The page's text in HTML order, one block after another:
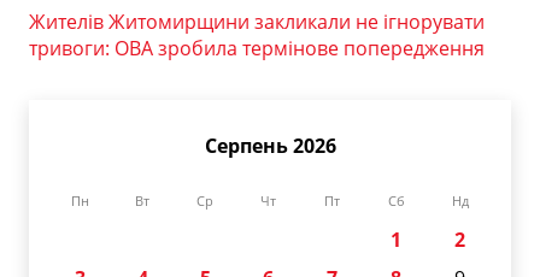
Жителів Житомирщини закликали не ігнорувати
тривоги: ОВА зробила термінове попередження
Серпень 2026
Пн Вт Ср Чт Пт Сб Нд
1
2